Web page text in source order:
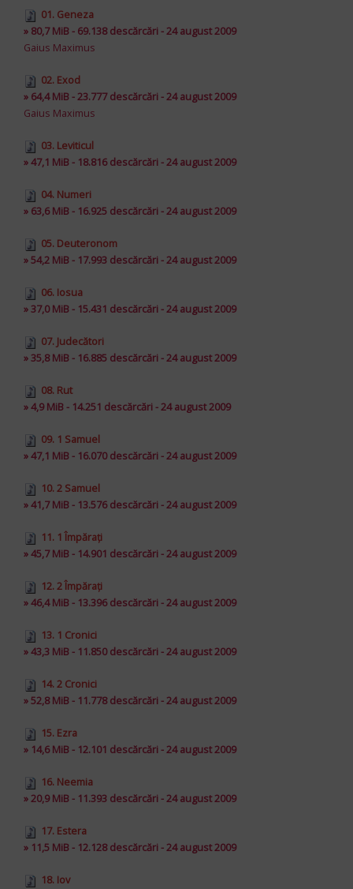
01. Geneza
» 80,7 MiB - 69.138 descărcări - 24 august 2009
Gaius Maximus
02. Exod
» 64,4 MiB - 23.777 descărcări - 24 august 2009
Gaius Maximus
03. Leviticul
» 47,1 MiB - 18.816 descărcări - 24 august 2009
04. Numeri
» 63,6 MiB - 16.925 descărcări - 24 august 2009
05. Deuteronom
» 54,2 MiB - 17.993 descărcări - 24 august 2009
06. Iosua
» 37,0 MiB - 15.431 descărcări - 24 august 2009
07. Judecători
» 35,8 MiB - 16.885 descărcări - 24 august 2009
08. Rut
» 4,9 MiB - 14.251 descărcări - 24 august 2009
09. 1 Samuel
» 47,1 MiB - 16.070 descărcări - 24 august 2009
10. 2 Samuel
» 41,7 MiB - 13.576 descărcări - 24 august 2009
11. 1 Împăraţi
» 45,7 MiB - 14.901 descărcări - 24 august 2009
12. 2 Împăraţi
» 46,4 MiB - 13.396 descărcări - 24 august 2009
13. 1 Cronici
» 43,3 MiB - 11.850 descărcări - 24 august 2009
14. 2 Cronici
» 52,8 MiB - 11.778 descărcări - 24 august 2009
15. Ezra
» 14,6 MiB - 12.101 descărcări - 24 august 2009
16. Neemia
» 20,9 MiB - 11.393 descărcări - 24 august 2009
17. Estera
» 11,5 MiB - 12.128 descărcări - 24 august 2009
18. Iov